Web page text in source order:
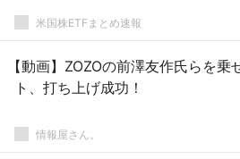
米国株ETFまとめ速報
【動画】ZOZOの前澤友作氏らを乗
ト、打ち上げ成功！
情報屋さん。